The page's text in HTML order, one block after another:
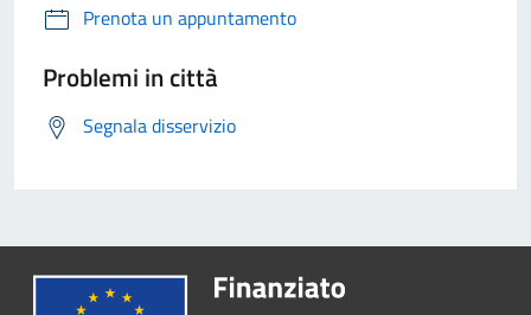
Prenota un appuntamento
Problemi in città
Segnala disservizio